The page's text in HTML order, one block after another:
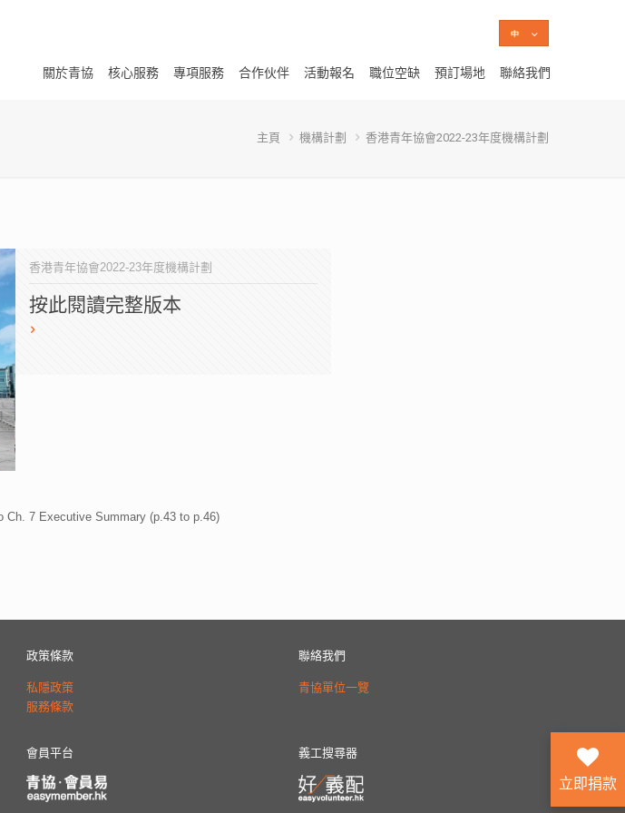
關於青協 核心服務 專項服務 合作伙伴 活動報名 職位空缺 預訂場地 聯絡我們
主頁 機構計劃 香港青年協會2022-23年度機構計劃
香港青年協會2022-23年度機構計劃
按此閱讀完整版本
Ch. 7 Executive Summary (p.43 to p.46)
政策條款
私隱政策
服務條款
聯絡我們
青協單位一覽
會員平台 義工搜尋器
立即捐款